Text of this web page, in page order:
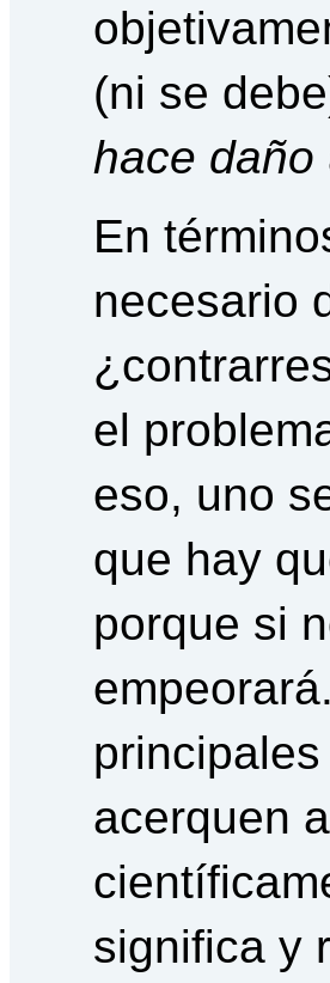
(ni se
hace daño
En
necesario
el
eso, uno
que hay
porque si
acerquen
significa y